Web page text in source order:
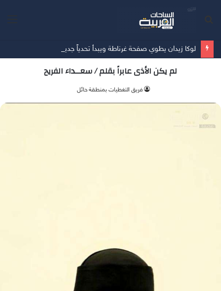
لوكا زيدان يطوي صفحة غرناطة ويبدأ تحدياً جديداً مع ليغانيس
لم يكن الأذى عابراً بقلم / سعــداء الفريح
فريق التغطيات بمنطقة حائل